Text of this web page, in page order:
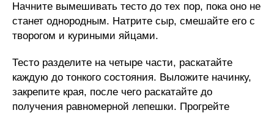
Начните вымешивать тесто до тех пор, пока оно не
станет однородным. Натрите сыр, смешайте его с
творогом и куриными яйцами.
Тесто разделите на четыре части, раскатайте
каждую до тонкого состояния. Выложите начинку,
закрепите края, после чего раскатайте до
получения равномерной лепешки. Прогрейте